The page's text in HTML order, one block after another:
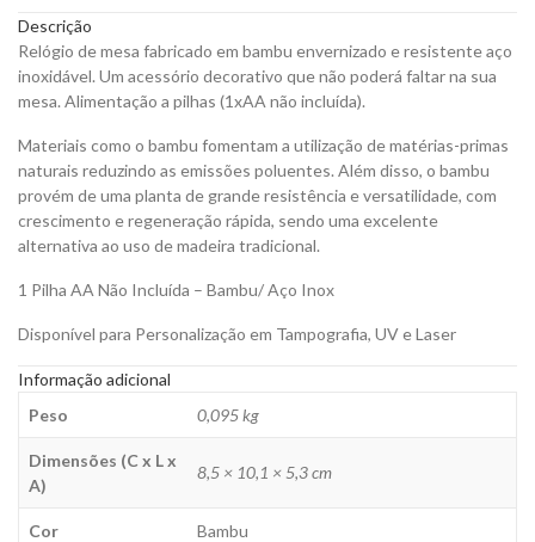
quantity
Descrição
Relógio de mesa fabricado em bambu envernizado e resistente aço
inoxidável. Um acessório decorativo que não poderá faltar na sua
mesa. Alimentação a pilhas (1xAA não incluída).
Materiais como o bambu fomentam a utilização de matérias-primas
naturais reduzindo as emissões poluentes. Além disso, o bambu
provém de uma planta de grande resistência e versatilidade, com
crescimento e regeneração rápida, sendo uma excelente
alternativa ao uso de madeira tradicional.
1 Pilha AA Não Incluída – Bambu/ Aço Inox
Disponível para Personalização em Tampografia, UV e Laser
Informação adicional
Peso
0,095 kg
Dimensões (C x L x
A)
8,5 × 10,1 × 5,3 cm
Cor Bambu